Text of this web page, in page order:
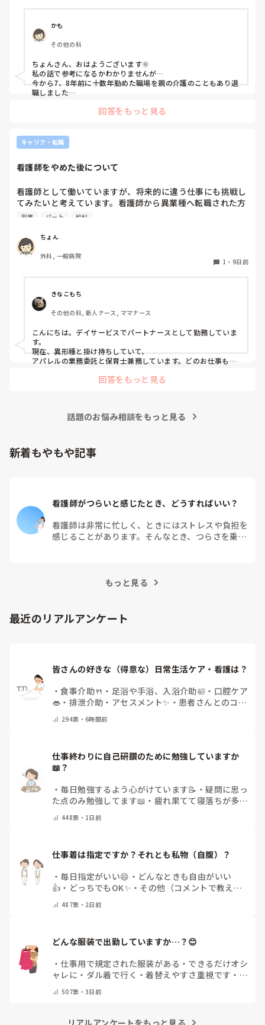
これまで勤めてきたクリニックは、看護師が二人体制で全体の
スタッフ数も少ないところがほとんどでした。
必要最低限の人員しかいないので、誰か一人でも休まれたら困
すね(´･ω･`; )
でも年間休日が多いところを選ぶようにしていますので、お休
みが少なくてつらいと思ったことはないです。
私は既婚ですが子どもがいないのと、自分の体調不良とかもほ
かも
その他の科
ちょんさん、おはようございます🌞
私の話で参考になるかわかりませんが…
今から7、8年前に十数年勤めた職場を親の介護のこともあり退
職しました
と会うことすらままならず、な感じでした
ただ、元々家にいるのが苦痛になるタイプではなかったので主
なのでよかったことといったら
すかね〜
こうしておけば良かった、はあまり浮かばないのですがパソコ
ンを習っていたらよかったかなと思うくらいですかね
看護師してると時に長い休みが必要な時もあると思います
でゆっくりされたらいいのではないかと思います😊
なが〜いお休み、サイコーですよ👍️
回答をもっと見る
キャリア・転職
看護師をやめた後について
看護師として働いていますが、将来的に違う仕事にも挑戦し
てみたいと考えています。看護師から異業種へ転職された方
がいましたら、転職理由や今のお仕事の働きやすさ、収入面
副業 パート 給料
ちょん
外科, 一般病院
1 ・ 9日前
きなこもち
その他の科, 新人ナース, ママナース
こんにちは。デイサービスでパートナースとして勤務していま
す。
現在、異形種と掛け持ちしていて、
アパレルの業務委託と保育士兼務しています。どのお仕事も、
回答をもっと見る
話題のお悩み相談をもっと見る
新着もやもや記事
看護師がつらいと感じたとき、どうすればいい？
看護師は非常に忙しく、ときにはストレスや負担を
感じることがあります。そんなとき、つらさを乗り
もっと見る
最近のリアルアンケート
皆さんの好きな（得意な）日常生活ケア・看護は？
・食事介助🍴 ・ 足浴や手浴、入浴介助🛀 ・ 口腔ケア
👄 ・ 排泄介助・アセスメント✨ ・ 患者さんとのコミ
で教えてください）
294票・ 6時間前
仕事終わりに自己研鑽のために勉強していますか
📖？
・ 毎日勉強するよう心がけています📝 ・疑問に思っ
た点のみ勉強してます📖 ・ 疲れ果てて寝落ちが多い
（コメントで教えてください）
448票・ 1日前
仕事着は指定ですか？それとも私物（自腹）？
・ 毎日指定がいい😄 ・ どんなときも自由がいい
👍 ・ どっちでもOK✨ ・ その他（コメントで教えて
487票・ 2日前
どんな服装で出勤していますか…？😊
・ 仕事用で規定された服装がある ・ できるだけオシ
ャレに ・ ダル着で行く ・着替えやすさ重視です ・ 病
その他(コメントで教えてください)
507票・3日前
リアルアンケートをもっと見る